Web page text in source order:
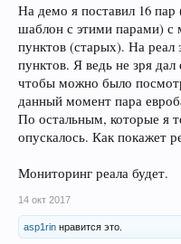
На демо я поставил 16
шаблон с этими парами) с
пунктов (старых). На реал
пунктов. Я ведь не зря дал
чтобы можно было
данный момент пара
По остальным, которые я
опускалось. Как покажет
Мониторинг реала будет.
14 окт 2017
asp1rin нравится это.